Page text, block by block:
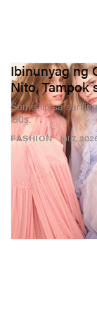
FASHION
Ibinunyag ng
Nito, Tampok
Sumisilip sa
‘90s.
Jul 7,